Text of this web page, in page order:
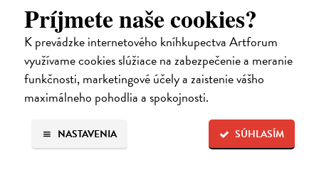
Príjmete naše cookies?
K prevádzke internetového kníhkupectva Artforum
využívame cookies slúžiace na zabezpečenie a meranie
funkčnosti, marketingové účely a zaistenie vášho
maximálneho pohodlia a spokojnosti.
SÚHLASÍM
NASTAVENIA
Kapradiny
Sundin Anton, Gunnarssonová Elisabeth Svalin| Kniha